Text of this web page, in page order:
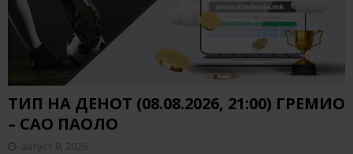
ТИП НА ДЕНОТ (08.08.2026, 21:00) ГРЕМИО
– САО ПАОЛО
август 8, 2026